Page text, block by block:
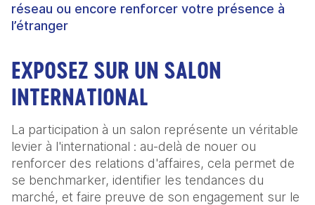
réseau ou encore renforcer votre présence à
l’étranger
EXPOSEZ SUR UN SALON
INTERNATIONAL
La participation à un salon représente un véritable
levier à l'international : au-delà de nouer ou
renforcer des relations d'affaires, cela permet de
se benchmarker, identifier les tendances du
marché, et faire preuve de son engagement sur le